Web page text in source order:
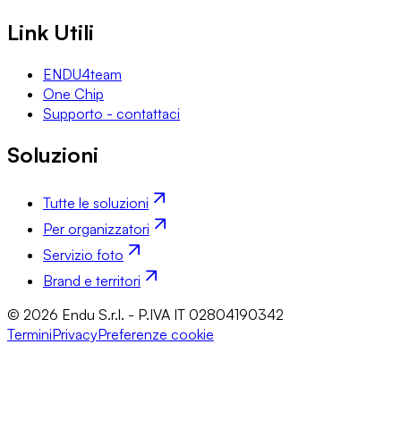
Link Utili
ENDU4team
One Chip
Supporto - contattaci
Soluzioni
Tutte le soluzioni
Per organizzatori
Servizio foto
Brand e territori
© 2026 Endu S.r.l. - P.IVA IT 02804190342
TerminiPrivacyPreferenze cookie